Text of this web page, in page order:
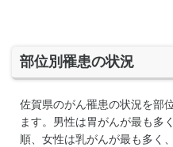
部位別罹患の状況
佐賀県のがん罹患の状況を部
ます。男性は胃がんが最も多
順、女性は乳がんが最も多く